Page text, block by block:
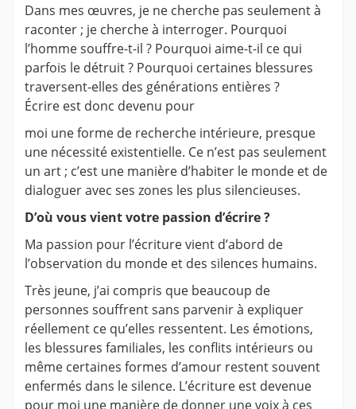
Dans mes œuvres, je ne cherche pas seulement à
raconter ; je cherche à interroger. Pourquoi
l’homme souffre-t-il ? Pourquoi aime-t-il ce qui
parfois le détruit ? Pourquoi certaines blessures
traversent-elles des générations entières ?
Écrire est donc devenu pour
moi une forme de recherche intérieure, presque
une nécessité existentielle. Ce n’est pas seulement
un art ; c’est une manière d’habiter le monde et de
dialoguer avec ses zones les plus silencieuses.
D’où vous vient votre passion d’écrire ?
Ma passion pour l’écriture vient d’abord de
l’observation du monde et des silences humains.
Très jeune, j’ai compris que beaucoup de
personnes souffrent sans parvenir à expliquer
réellement ce qu’elles ressentent. Les émotions,
les blessures familiales, les conflits intérieurs ou
même certaines formes d’amour restent souvent
enfermés dans le silence. L’écriture est devenue
pour moi une manière de donner une voix à ces